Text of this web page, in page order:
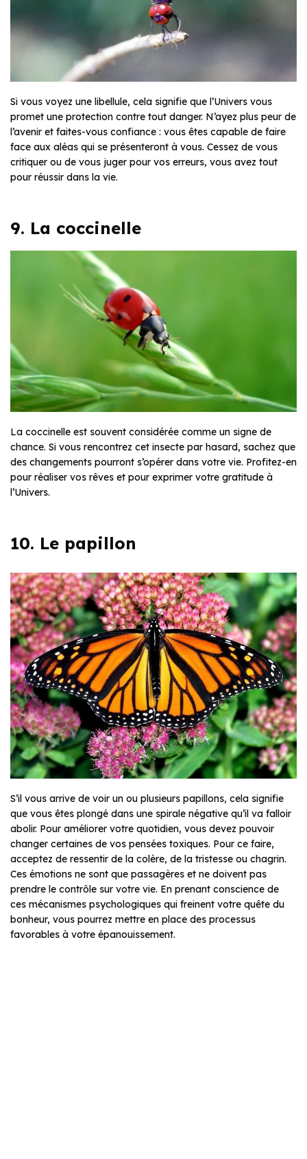
Si vous voyez une libellule, cela signifie que l’Univers vous
promet une protection contre tout danger. N’ayez plus peur de
l’avenir et faites-vous confiance : vous êtes capable de faire
face aux aléas qui se présenteront à vous. Cessez de vous
critiquer ou de vous juger pour vos erreurs, vous avez tout
pour réussir dans la vie.
9. La coccinelle
La coccinelle est souvent considérée comme un signe de
chance. Si vous rencontrez cet insecte par hasard, sachez que
des changements pourront s’opérer dans votre vie. Profitez-en
pour réaliser vos rêves et pour exprimer votre gratitude à
l’Univers.
10. Le papillon
S’il vous arrive de voir un ou plusieurs papillons, cela signifie
que vous êtes plongé dans une spirale négative qu’il va falloir
abolir. Pour améliorer votre quotidien, vous devez pouvoir
changer certaines de vos pensées toxiques. Pour ce faire,
acceptez de ressentir de la colère, de la tristesse ou chagrin.
Ces émotions ne sont que passagères et ne doivent pas
prendre le contrôle sur votre vie. En prenant conscience de
ces mécanismes psychologiques qui freinent votre quête du
bonheur, vous pourrez mettre en place des processus
favorables à votre épanouissement.